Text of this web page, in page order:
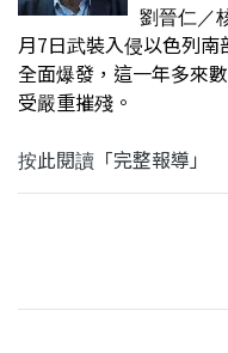
劉晉仁／
月7日武裝入侵以色列
全面爆發，這一年多來
受嚴重摧殘。
按此閱讀「完整報導」